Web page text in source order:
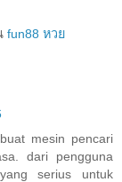
fun88 หวย
mesin pencari
dari pengguna
serius untuk